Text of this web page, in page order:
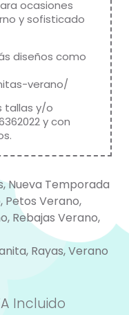
ocasiones
y sofisticado
diseños como
verano/
tallas y/o
y con
,Nueva Temporada
, Petos Verano,
, Rebajas Verano,
, Rayas,Verano
Incluido